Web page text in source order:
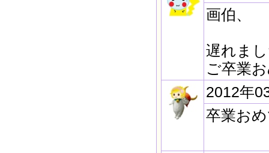
画伯、
遅れま
ご卒業
2012年
卒業お